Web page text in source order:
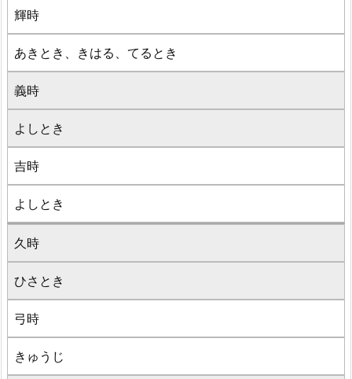
輝時
あきとき、きはる、てるとき
義時
よしとき
吉時
よしとき
久時
ひさとき
弓時
きゅうじ